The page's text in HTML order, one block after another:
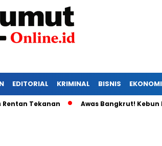
EDITORIAL KRIMINAL BISNIS EKONOMI
Tekanan Awas Bangkrut! Kebun